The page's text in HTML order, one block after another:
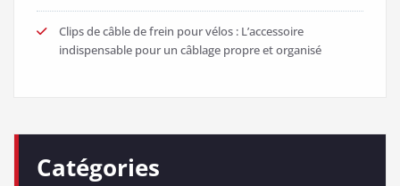
Clips de câble de frein pour vélos : L’accessoire
indispensable pour un câblage propre et organisé
Catégories